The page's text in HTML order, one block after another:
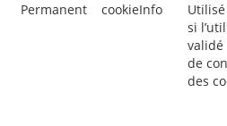
Permanent cookieInfo
si
validé
de
des